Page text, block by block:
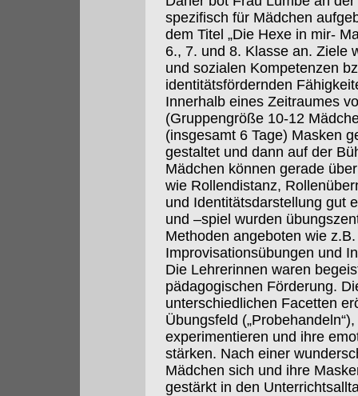
spezifisch für Mädchen
dem Titel „Die Hexe in mir-
6., 7. und 8. Klasse an. Ziele
und sozialen Kompetenzen
identitätsfördernden
Innerhalb eines Zeitraumes
(Gruppengröße 10-12
(insgesamt 6 Tage) Masken
gestaltet und dann auf der
Mädchen können gerade
wie Rollendistanz,
und Identitätsdarstellung gut
und –spiel wurden
Methoden angeboten wie
Improvisationsübungen und
Die Lehrerinnen waren
pädagogischen Förderung.
unterschiedlichen Facetten
Übungsfeld
experimentieren und ihre
stärken. Nach einer
Mädchen sich und ihre
gestärkt in den